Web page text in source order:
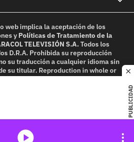
PUBLICIDAD
web implica la aceptación de los
y Políticas de Tratamiento de la
TELEVISIÓN S.A.Todos los
D.R.A. Prohibida su reproducción
su traducción a cualquier idioma sin
su titular. Reproduction in whole or
without written permission is